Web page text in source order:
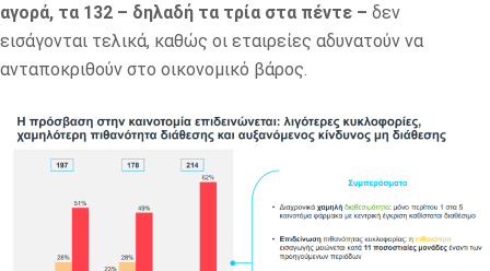
αγορά, τα 132 – δηλαδή τα τρία στα πέντε – δεν
εισάγονται τελικά, καθώς οι εταιρείες αδυνατούν να
ανταποκριθούν στο οικονομικό βάρος.